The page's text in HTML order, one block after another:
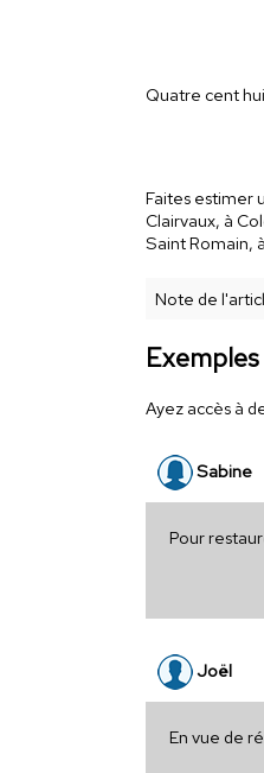
Quatre cent
Faites estimer
Clairvaux, à
Saint Romain,
Note de
Ayez accès à
Sabine
Pour
Joël
En vue de